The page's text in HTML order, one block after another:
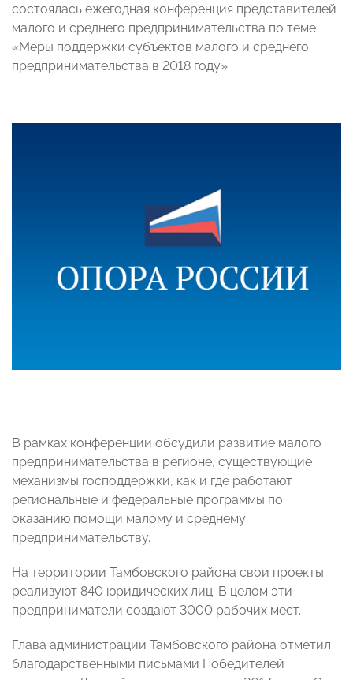
состоялась ежегодная конференция представителей
малого и среднего предпринимательства по теме
«Меры поддержки субъектов малого и среднего
предпринимательства в 2018 году».
В рамках конференции обсудили развитие малого
предпринимательства в регионе, существующие
механизмы господдержки, как и где работают
региональные и федеральные программы по
оказанию помощи малому и среднему
предпринимательству.
На территории Тамбовского района свои проекты
реализуют 840 юридических лиц. В целом эти
предприниматели создают 3000 рабочих мест.
Глава администрации Тамбовского района отметил
благодарственными письмами Победителей